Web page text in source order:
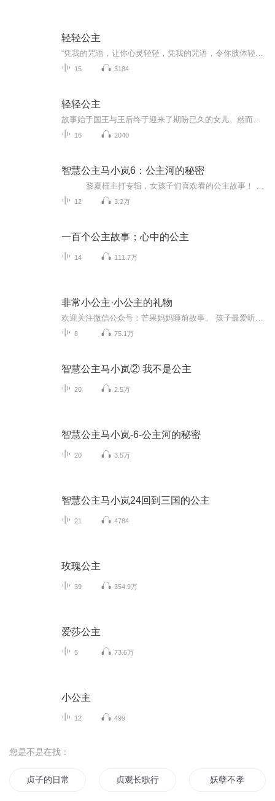
轻轻公主
15 3184
轻轻公主
16 2040
智慧公主马小岚6：公主河的秘密
12 3.2万
一百个公主故事；心中的公主
14 111.7万
非常小公主·小公主的礼物
8 75.1万
智慧公主马小岚② 我不是公主
20 2.5万
智慧公主马小岚-6-公主河的秘密
20 3.5万
智慧公主马小岚24回到三国的公主
21 4784
玫瑰公主
39 354.9万
爱莎公主
5 73.6万
小公主
12 499
您是不是在找：
贞子的日常生活 贞观长歌行 妖孽不孝